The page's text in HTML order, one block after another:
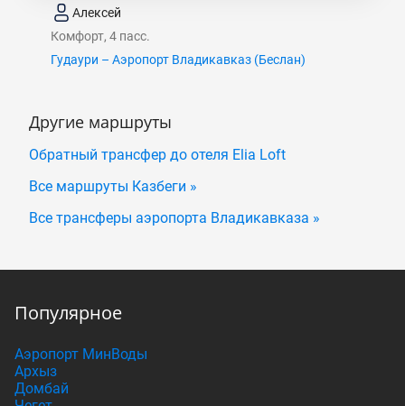
Алексей
Комфорт, 4 пасс.
Гудаури – Аэропорт Владикавказ (Беслан)
Другие маршруты
Обратный трансфер до отеля Elia Loft
Все маршруты Казбеги »
Все трансферы аэропорта Владикавказа »
Популярное
Аэропорт МинВоды
Архыз
Домбай